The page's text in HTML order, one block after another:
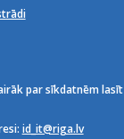
par sīkdatnēm lasīt
id_it@riga.lv